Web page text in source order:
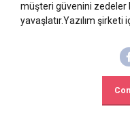
müşteri güvenini zedeler
yavaşlatır.Yazılım şirketi